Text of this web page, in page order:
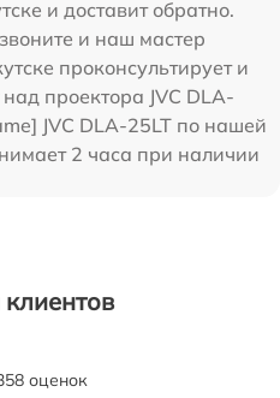
и доставит обратно.
и наш мастер
проконсультирует и
над проектора JVC DLA-
JVC DLA-25LT по нашей
2 часа при наличии
оценок